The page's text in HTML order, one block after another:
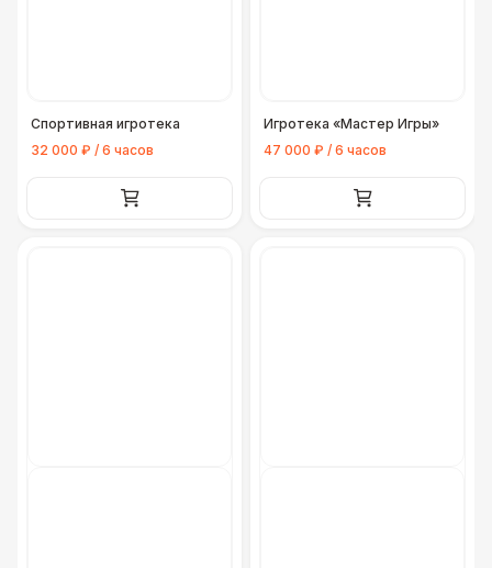
Спортивная игротека
32 000 ₽ / 6 часов
Игротека «Мастер Игры»
47 000 ₽ / 6 часов